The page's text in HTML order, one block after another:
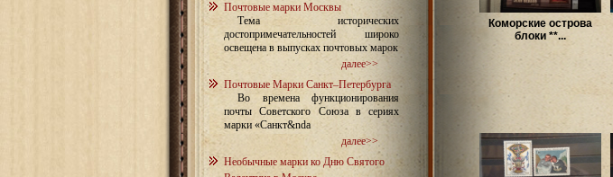
Почтовые марки Москвы
Тема исторических
достопримечательностей широко
освещена в выпусках почтовых марок
далее>>
Почтовые Марки Санкт–Петербурга
Во времена функционирования
почты Советского Союза в сериях
марки «Санкт&nda
далее>>
Необычные марки ко Дню Святого
Коморские острова
блоки **...